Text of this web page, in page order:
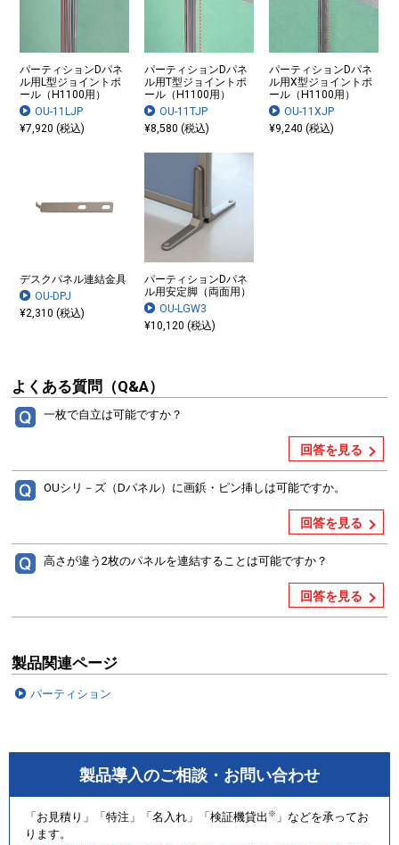
パーティションDパネ
ル用L型ジョイントポ
ール（H1100用）
OU-11LJP
¥7,920 (税込)
パーティションDパネ
ル用T型ジョイントポ
ール（H1100用）
OU-11TJP
¥8,580 (税込)
パーティションDパネ
ル用X型ジョイントポ
ール（H1100用）
OU-11XJP
¥9,240 (税込)
デスクパネル連結金具
OU-DPJ
¥2,310 (税込)
パーティションDパネ
ル用安定脚（両面用）
OU-LGW3
¥10,120 (税込)
よくある質問（Q&A）
一枚で自立は可能ですか？
回答を見る
OUシリ－ズ（Dパネル）に画鋲・ピン挿しは可能ですか。
回答を見る
高さが違う2枚のパネルを連結することは可能ですか？
回答を見る
製品関連ページ
パーティション
製品導入のご相談・お問い合わせ
「お見積り」「特注」「名入れ」「検証機貸出 ※ 」などを承ってお
ります。